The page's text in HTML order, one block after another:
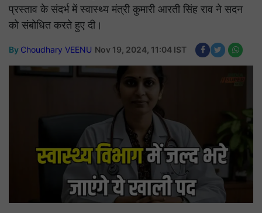
प्रस्ताव के संदर्भ में स्वास्थ्य मंत्री कुमारी आरती सिंह राव ने सदन
को संबोधित करते हुए दी।
By Choudhary VEENU Nov 19, 2024, 11:04 IST